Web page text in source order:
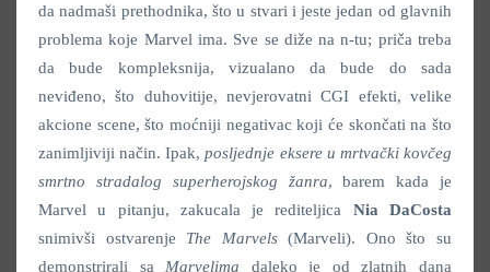
da nadmaši prethodnika, što u stvari i jeste jedan od glavnih
problema koje Marvel ima. Sve se diže na n-tu; priča treba
da bude kompleksnija, vizualano da bude do sada
neviđeno, što duhovitije, nevjerovatni CGI efekti, velike
akcione scene, što moćniji negativac koji će skončati na što
zanimljiviji način. Ipak,posljednje eksere u mrtvački kovčeg
smrtno stradalog superherojskog žanra, barem kada je
Marvel u pitanju, zakucala je rediteljica Nia DaCosta
snimivši ostvarenje The Marvels (Marveli). Ono što su
demonstrirali sa Marvelima
daleko je od zlatnih dana